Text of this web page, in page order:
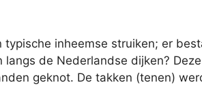
typische inheemse struiken; er
langs de Nederlandse dijken?
geknot. De takken (tenen)